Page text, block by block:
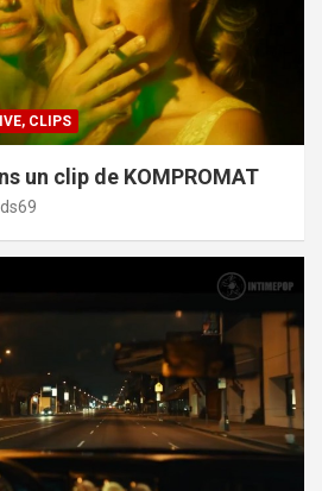
CLIPS
un clip de KOMPROMAT